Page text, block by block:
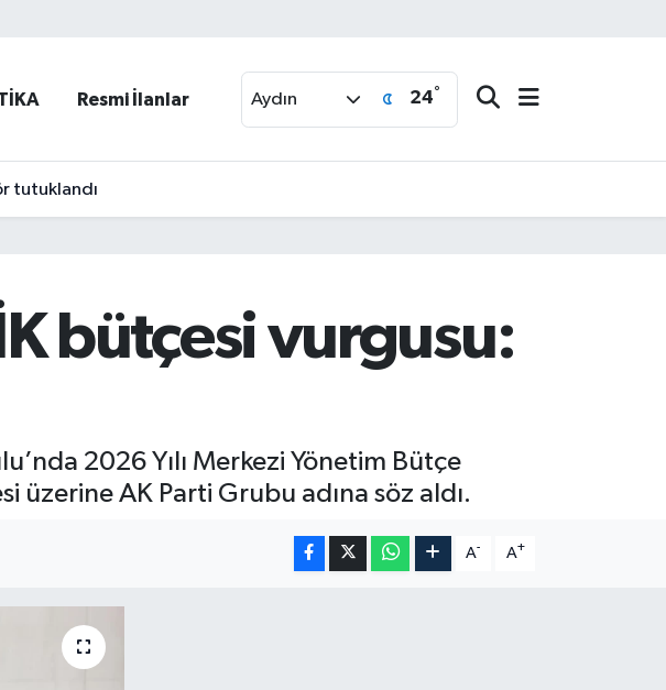
Resmi İlanlar Aydın 24°
tutuklandı
bütçesi vurgusu:
2026 Yılı Merkezi Yönetim Bütçe
üzerine AK Parti Grubu adına söz aldı.
A- A+